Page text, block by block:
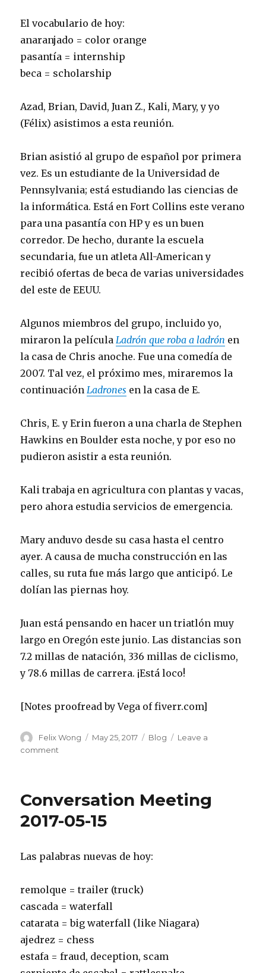
El vocabulario de hoy:
anaranjado = color orange
pasantía = internship
beca = scholarship
Azad, Brian, David, Juan Z., Kali, Mary, y yo
(Félix) asistimos a esta reunión.
Brian asistió al grupo de español por primera
vez. Es un estudiante de la Universidad de
Pennsylvania; está estudiando las ciencias de
la informática. Está en Fort Collins este verano
para una pasantía con HP y es un buen
corredor. De hecho, durante la escuela
secundaria, fue un atleta All-American y
recibió ofertas de beca de varias universidades
del este de EEUU.
Algunos miembros del grupo, incluido yo,
miraron la películaLadrón que roba a ladrón en
la casa de Chris anoche. Fue una comedía de
2007. Tal vez, el próximo mes, miraremos la
continuaciónLadrones en la casa de E.
Chris, E. y Erin fueron a una charla de Stephen
Hawkins en Boulder esta noche, y por eso no
pudieron asistir a esta reunión.
Kali trabaja en agricultura con plantas y vacas,
pero ahora estudia servicios de emergencia.
Mary anduvo desde su casa hasta el centro
ayer. A causa de mucha construcción en las
calles, su ruta fue más largo que anticipó. Le
dolían las piernas hoy.
Juan está pensando en hacer un triatlón muy
largo en Oregón este junio. Las distancias son
7.2 millas de natación, 336 millas de ciclismo,
y 78.6 millas de carrera. ¡Está loco!
[Notes proofread by Vega of fiverr.com]
Author
Felix Wong
Posted
May 25, 2017 Categories
Blog
Leave a
comment
05-
Conversation Meeting
2017-05-15
Las palabras nuevas de hoy:
remolque = trailer (truck)
cascada = waterfall
catarata = big waterfall (like Niagara)
ajedrez = chess
estafa = fraud, deception, scam